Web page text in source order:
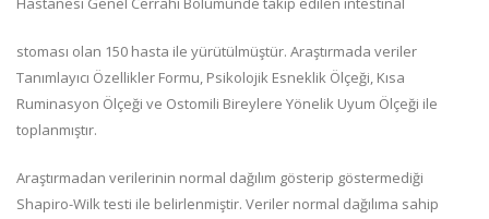
stoması olan 150 hasta ile yürütülmüştür. Araştırmada veriler
Tanımlayıcı Özellikler Formu, Psikolojik Esneklik Ölçeği, Kısa
Ruminasyon Ölçeği ve Ostomili Bireylere Yönelik Uyum Ölçeği ile
toplanmıştır.
Araştırmadan verilerinin normal dağılım gösterip göstermediği
Shapiro-Wilk testi ile belirlenmiştir. Veriler normal dağılıma sahip